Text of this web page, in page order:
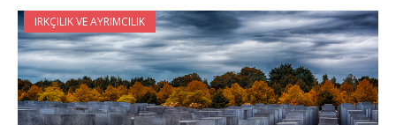
IRKÇILIK VE AYRIMCILIK